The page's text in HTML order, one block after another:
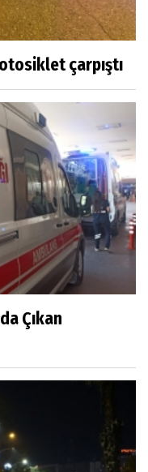
çarpıştı
Çıkan